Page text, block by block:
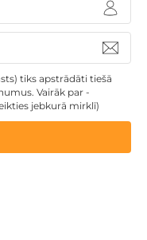
un MASĀŽU
tiks apstrādāti tiešā
Vairāk par -
jebkurā mirklī)